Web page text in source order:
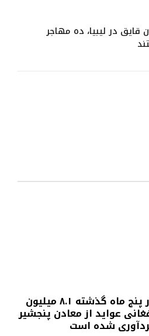
در لیبیا، ده مهاجر
در پنج ماه گذشته ۸.۱ میلیون
عواید از معادن پنجشیر
شده است